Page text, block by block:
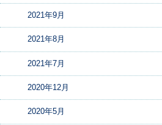
2021年9月
2021年8月
2021年7月
2020年12月
2020年5月